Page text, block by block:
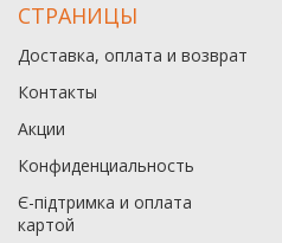
СТРАНИЦЫ
Доставка, оплата и возврат
Контакты
Акции
Конфиденциальность
Є-підтримка и оплата
картой